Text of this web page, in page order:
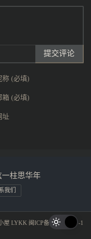
提交评论
称 (必填)
箱 (必填)
址
柱思华年
我们
屋 LYKK 闽ICP备19015281号-1